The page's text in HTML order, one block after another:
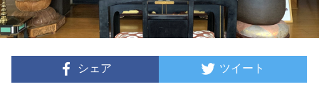
シェア ツイート